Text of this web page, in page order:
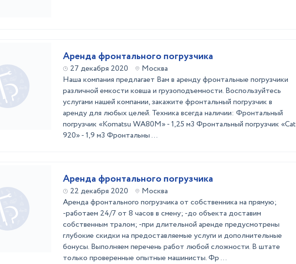
Аренда фронтального погрузчика
27 декабря 2020
Москва
Наша компания предлагает Вам в аренду фронтальные погрузчики
различной емкости ковша и грузоподъемности. Воспользуйтесь
услугами нашей компании, закажите фронтальный погрузчик в
аренду для любых целей. Техника всегда наличии: Фронтальный
погрузчик «Komatsu WA80M» - 1,25 м3 Фронтальный погрузчик «Cat
920» - 1,9 м3 Фронтальны ...
Аренда фронтального погрузчика
22 декабря 2020
Москва
Аренда фронтального погрузчика от собственника на прямую;
-работаем 24/7 от 8 часов в смену; -до объекта доставим
собственным тралом; -при длительной аренде предусмотрены
глубокие скидки на предоставляемые услуги и дополнительные
бонусы. Выполняем перечень работ любой сложности. В штате
только проверенные опытные машинисты. Фр ...